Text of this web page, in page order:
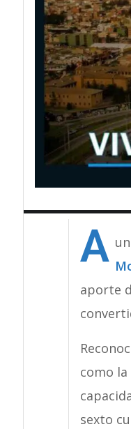
A
aporte
como
sexto